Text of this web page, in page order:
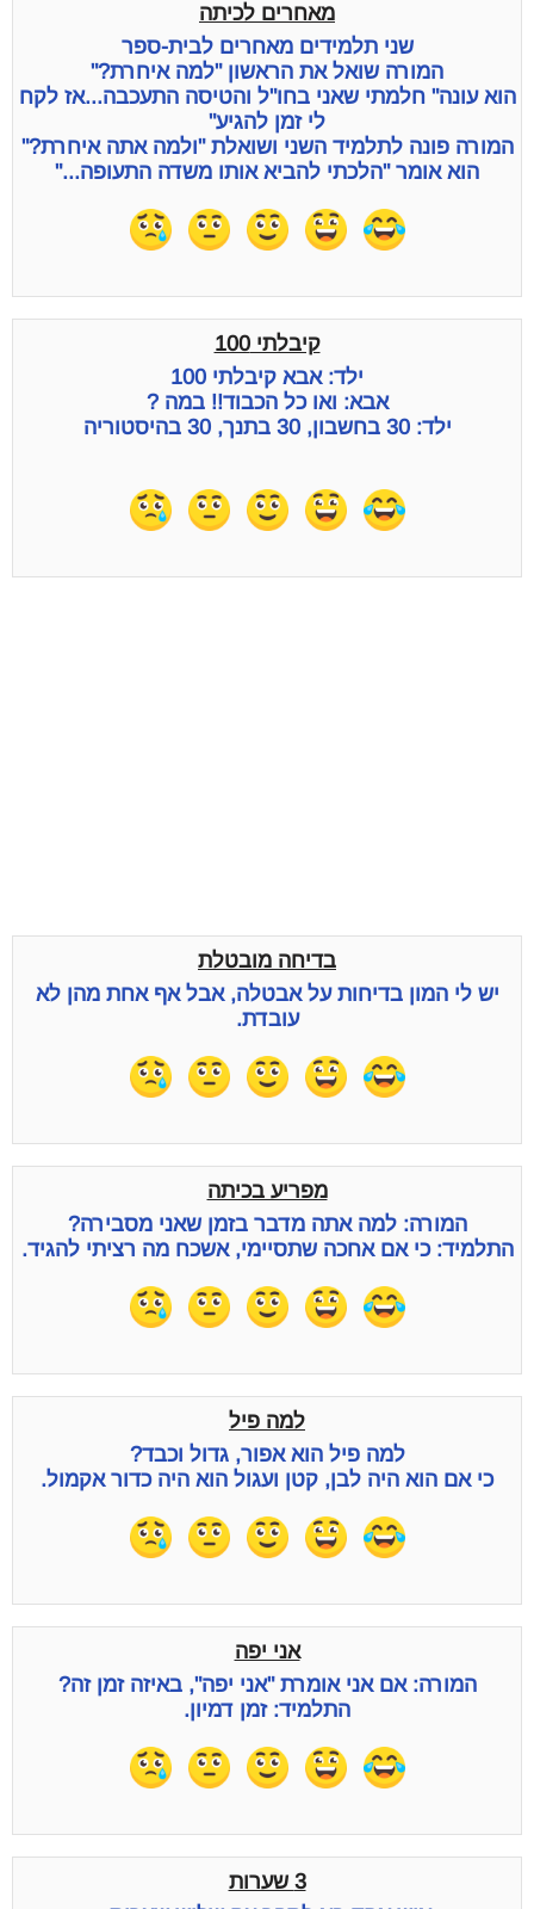
מאחרים לכיתה
שני תלמידים מאחרים לבית-ספר
המורה שואל את הראשון "למה איחרת?"
הוא עונה" חלמתי שאני בחו"ל והטיסה התעכבה...אז לקח
לי זמן להגיע"
המורה פונה לתלמיד השני ושואלת "ולמה אתה איחרת?"
הוא אומר "הלכתי להביא אותו משדה התעופה..."
קיבלתי 100
ילד: אבא קיבלתי 100
אבא: ואו כל הכבוד!! במה ?
ילד: 30 בחשבון, 30 בתנך, 30 בהיסטוריה
בדיחה מובטלת
יש לי המון בדיחות על אבטלה, אבל אף אחת מהן לא
עובדת.
מפריע בכיתה
המורה: למה אתה מדבר בזמן שאני מסבירה?
התלמיד: כי אם אחכה שתסיימי, אשכח מה רציתי להגיד.
למה פיל
למה פיל הוא אפור, גדול וכבד?
כי אם הוא היה לבן, קטן ועגול הוא היה כדור אקמול.
אני יפה
המורה: אם אני אומרת "אני יפה", באיזה זמן זה?
התלמיד: זמן דמיון.
3 שערות